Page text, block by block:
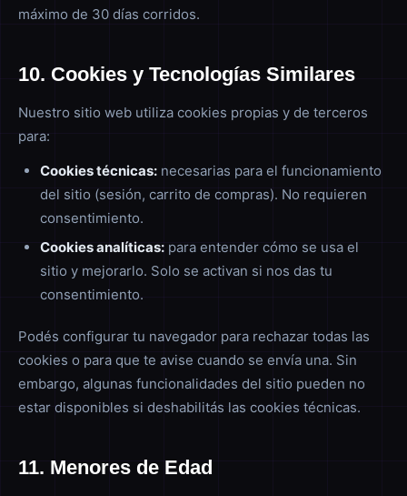
máximo de 30 días corridos.
10. Cookies y Tecnologías Similares
Nuestro sitio web utiliza cookies propias y de terceros
para:
Cookies técnicas: necesarias para el funcionamiento
del sitio (sesión, carrito de compras). No requieren
consentimiento.
Cookies analíticas: para entender cómo se usa el
sitio y mejorarlo. Solo se activan si nos das tu
consentimiento.
Podés configurar tu navegador para rechazar todas las
cookies o para que te avise cuando se envía una. Sin
embargo, algunas funcionalidades del sitio pueden no
estar disponibles si deshabilitás las cookies técnicas.
11. Menores de Edad